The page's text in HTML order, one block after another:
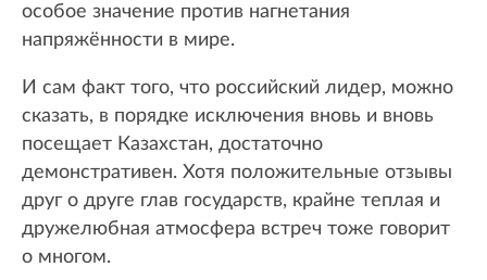
особое значение против нагнетания
напряжённости в мире.
И сам факт того, что российский лидер, можно
сказать, в порядке исключения вновь и вновь
посещает Казахстан, достаточно
демонстративен. Хотя положительные отзывы
друг о друге глав государств, крайне теплая и
дружелюбная атмосфера встреч тоже говорит
о многом.